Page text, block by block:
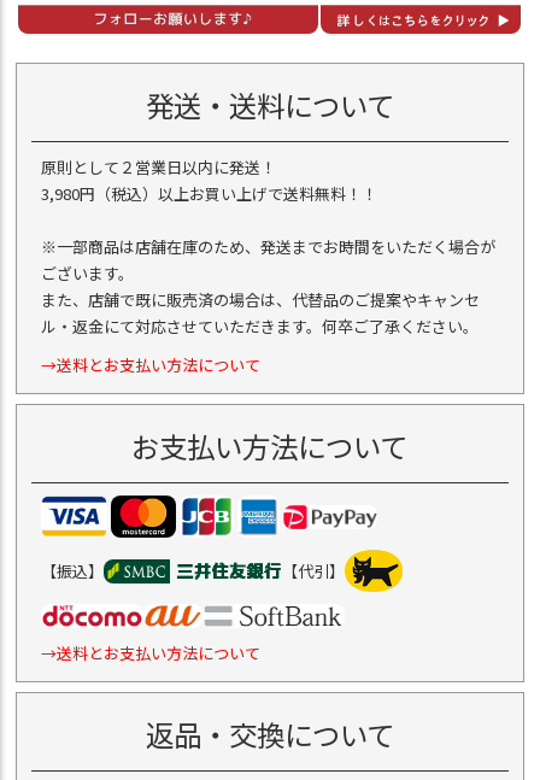
発送・送料について
原則として２営業日以内に発送！
3,980円（税込）以上お買い上げで送料無料！！
※一部商品は店舗在庫のため、発送までお時間をいただく場合が
ございます。
また、店舗で既に販売済の場合は、代替品のご提案やキャンセ
ル・返金にて対応させていただきます。何卒ご了承ください。
→送料とお支払い方法について
お支払い方法について
【振込】 【代引】
→送料とお支払い方法について
返品・交換について